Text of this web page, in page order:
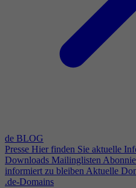
de BLOG
Presse Hier finden Sie aktuelle
Downloads Mailinglisten
informiert zu bleiben Aktuelle
.de-Domains